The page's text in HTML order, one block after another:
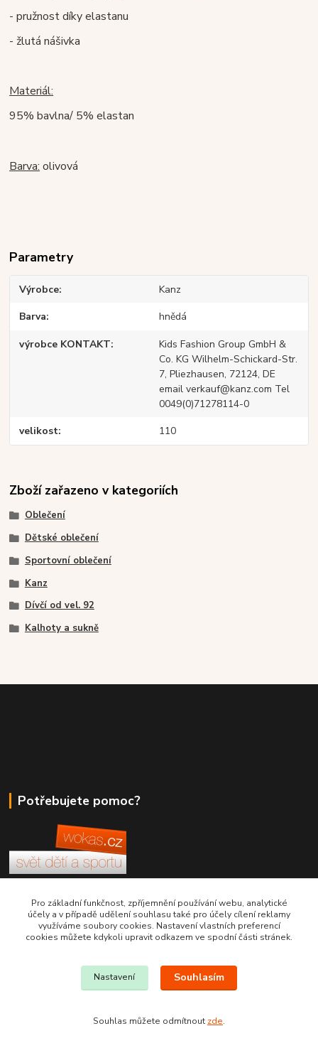
- pružnost díky elastanu
- žlutá nášivka
Materiál:
95% bavlna/ 5% elastan
Barva: olivová
Parametry
Výrobce Kanz
Barva hnědá
výrobce KONTAKT
Kids Fashion Group GmbH &
Co. KG Wilhelm-Schickard-Str.
7, Pliezhausen, 72124, DE
email verkauf@kanz.com Tel
0049(0)71278114-0
velikost 110
Zboží zařazeno v kategoriích
Oblečení
Dětské oblečení
Sportovní oblečení
Kanz
Dívčí od vel. 92
Kalhoty a sukně
Potřebujete pomoc?
+420 380 830 198
wokas.online@yahoo.cz
Pro základní funkčnost, zpříjemnění používání webu, analytické
účely a v případě udělení souhlasu také pro účely cílení reklamy
využíváme soubory cookies. Nastavení vlastních preferencí
cookies můžete kdykoli upravit odkazem ve spodní části stránek.
Nastavení Souhlasím
Souhlas můžete odmítnout zde.